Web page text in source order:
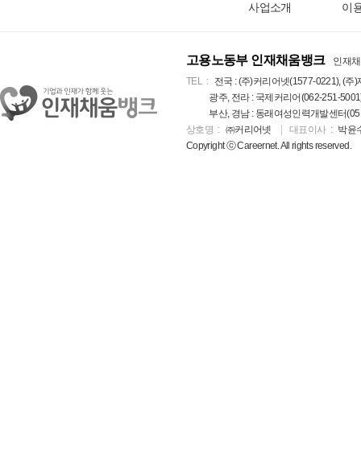
사업소개 이
고용노동부 인재채움뱅크
인재
TEL
전국 : (주)커리어넷(1577-0221), (
광주, 전라 : 국제커리어(062-251-
부산, 경남 : 동래여성인력개발센터
상호명
㈜커리어넷 대표이사
박윤
Copyright ⓒ Careernet. All rights reserved.